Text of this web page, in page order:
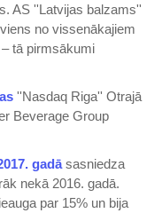
AS ''Latvijas balzams''
no vissenākajiem
tā pirmsākumi
''Nasdaq Riga'' Otrajā
Beverage Group
gadāsasniedza
nekā 2016. gadā.
par 15% un bija